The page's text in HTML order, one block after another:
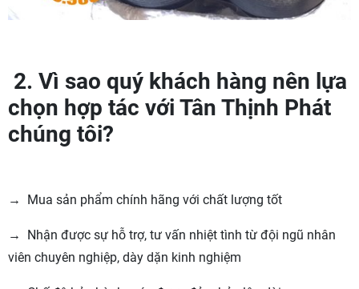
2. Vì sao quý khách hàng nên lựa
chọn hợp tác với Tân Thịnh Phát
chúng tôi?
→ Mua sản phẩm chính hãng với chất lượng tốt
→ Nhận được sự hỗ trợ, tư vấn nhiệt tình từ đội ngũ nhân
viên chuyên nghiệp, dày dặn kinh nghiệm